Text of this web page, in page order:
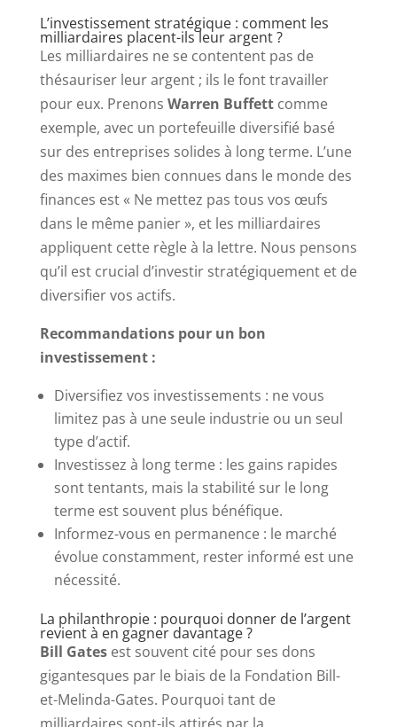
L’investissement stratégique : comment les
milliardaires placent-ils leur argent ?
Les milliardaires ne se contentent pas de
thésauriser leur argent ; ils le font travailler
pour eux. Prenons Warren Buffettcomme
exemple, avec un portefeuille diversifié basé
sur des entreprises solides à long terme. L’une
des maximes bien connues dans le monde des
finances est « Ne mettez pas tous vos œufs
dans le même panier », et les milliardaires
appliquent cette règle à la lettre. Nous pensons
qu’il est crucial d’investir stratégiquement et de
diversifier vos actifs.
Recommandations pour un bon
investissement :
Diversifiez vos investissements : ne vous
limitez pas à une seule industrie ou un seul
type d’actif.
Investissez à long terme : les gains rapides
sont tentants, mais la stabilité sur le long
terme est souvent plus bénéfique.
Informez-vous en permanence : le marché
évolue constamment, rester informé est une
nécessité.
La philanthropie : pourquoi donner de l’argent
revient à en gagner davantage ?
Bill Gatesest souvent cité pour ses dons
gigantesques par le biais de la Fondation Bill-
et-Melinda-Gates. Pourquoi tant de